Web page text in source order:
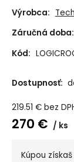
Výrobca:
Záručná doba:
Kód:
Dostupnosť:
219.51 € bez
270 € ks
Kúpou získaš